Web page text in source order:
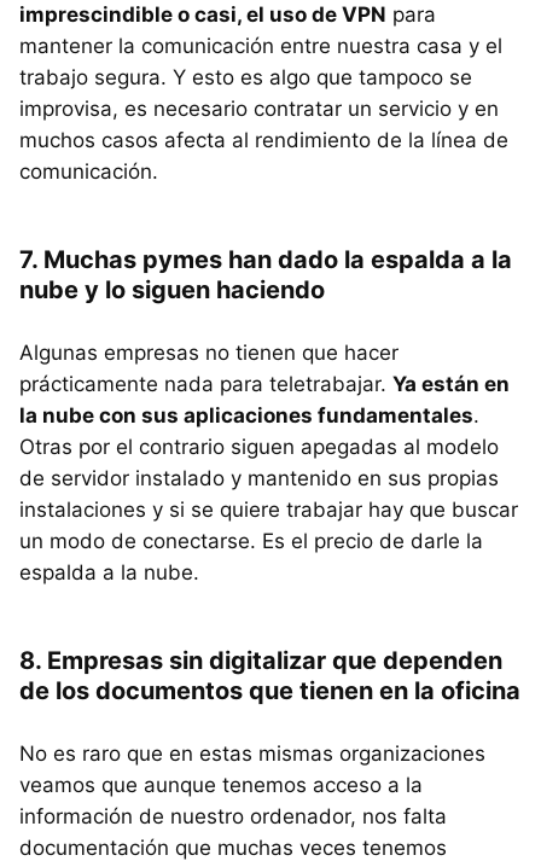
imprescindible o casi, el uso de VPN para
mantener la comunicación entre nuestra casa y el
trabajo segura. Y esto es algo que tampoco se
improvisa, es necesario contratar un servicio y en
muchos casos afecta al rendimiento de la línea de
comunicación.
7. Muchas pymes han dado la espalda a la
nube y lo siguen haciendo
Algunas empresas no tienen que hacer
prácticamente nada para teletrabajar. Ya están en
la nube con sus aplicaciones fundamentales.
Otras por el contrario siguen apegadas al modelo
de servidor instalado y mantenido en sus propias
instalaciones y si se quiere trabajar hay que buscar
un modo de conectarse. Es el precio de darle la
espalda a la nube.
8. Empresas sin digitalizar que dependen
de los documentos que tienen en la oficina
No es raro que en estas mismas organizaciones
veamos que aunque tenemos acceso a la
información de nuestro ordenador, nos falta
documentación que muchas veces tenemos